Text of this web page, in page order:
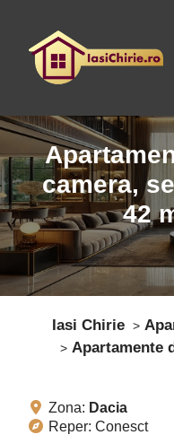
camera,
42
Iasi Chirie
Apartamente
Zona: Dacia
Reper: Conesct